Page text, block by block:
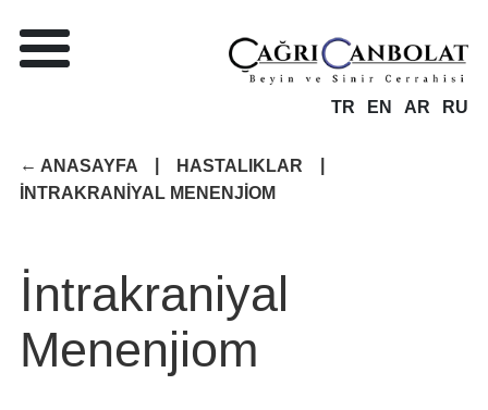
TR EN AR RU
ANASAYFA HASTALIKLAR
İNTRAKRANIYAL MENENJIOM
İntrakraniyal
Menenjiom